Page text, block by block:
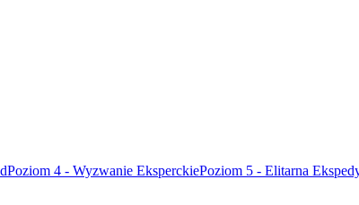
Poziom 4 - Wyzwanie EksperckiePoziom 5 - Elitarna